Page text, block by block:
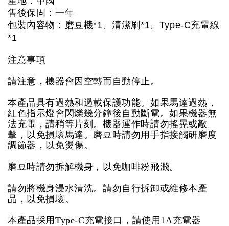
售後保固：一年
包裝內容物：磨豆機*1、清潔刷*1、Type-C充電線
*1
注意事項
請注意，機器會因空轉而自動停止。
本產品具有過熱和過載保護功能。如果馬達過熱，
紅色指示燈會閃爍幾分鐘後自動斷電。如果機器無
法充電，請稍等片刻。機器運作時請勿搖晃或敲
擊，以免損壞馬達。磨豆時請勿用手指接觸研磨度
調節器，以免燙傷。
磨豆時請勿拆解機身，以免咖啡粉飛濺。
請勿將機身浸水清洗。請勿自行拆卸或維修本產
品，以免損壞。
本產品採用Type-C充電接口，請使用1A充電器